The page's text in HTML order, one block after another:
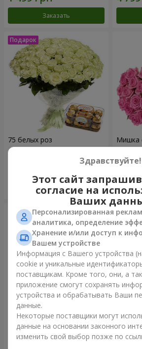
Заказать
75 белых роз
Заказать
Мишка
2 822 грн
151 красная роза
16 180 грн
Букет
3 499
Здравствуйте!
Этот сайт
согласие на
Ваших
Персонализированная
аналитика, определение
Хранение и/или доступ к
Вашем устройстве
Информация с Вашего устройства
cookie и уникальные
поставщикам. Кроме того, они, а
приложение смогут сохранять
устройства и обрабатывать Ваши
данные.
Некоторые поставщики могут
данные на основании законного
изменить свой выбор позже по